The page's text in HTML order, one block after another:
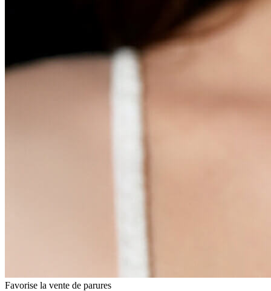
Favorise la vente de parures